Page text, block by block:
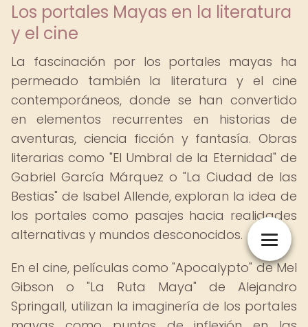
Los portales Mayas en la literatura
y el cine
La fascinación por los portales mayas ha
permeado también la literatura y el cine
contemporáneos, donde se han convertido
en elementos recurrentes en historias de
aventuras, ciencia ficción y fantasía. Obras
literarias como "El Umbral de la Eternidad" de
Gabriel García Márquez o "La Ciudad de las
Bestias" de Isabel Allende, exploran la idea de
los portales como pasajes hacia realidades
alternativas y mundos desconocidos.
En el cine, películas como "Apocalypto" de Mel
Gibson o "La Ruta Maya" de Alejandro
Springall, utilizan la imaginería de los portales